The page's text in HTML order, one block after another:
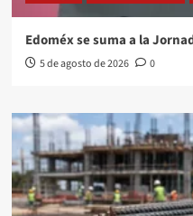
Edoméx se suma a la
5 de agosto de 2026 0